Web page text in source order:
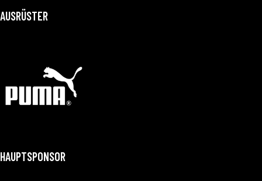
AUSRÜSTER
HAUPTSPONSOR